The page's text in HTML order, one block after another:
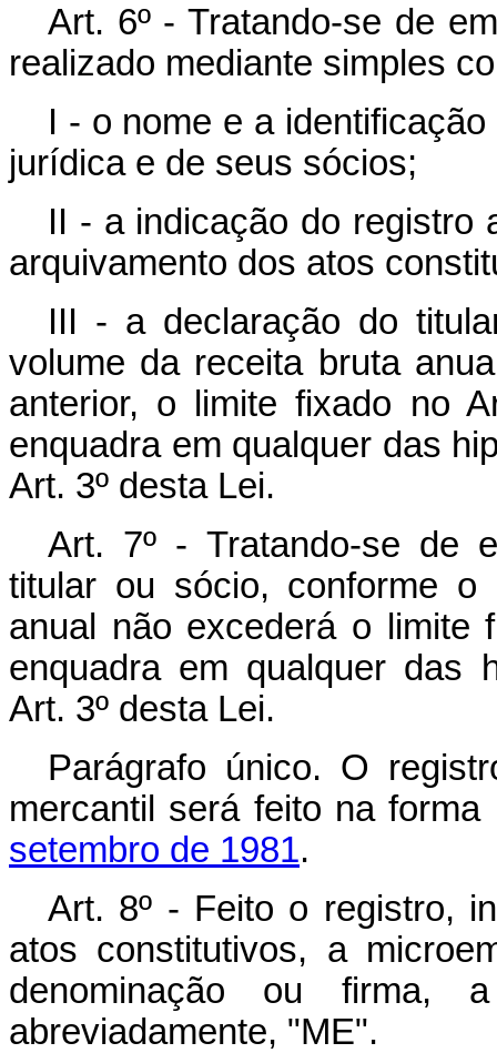
Art. 6º - Tratando-se de
realizado mediante simples
I - o nome e a
jurídica e de seus sócios;
II - a indicação do registro
arquivamento dos atos
III - a declaração do
volume da receita bruta
anterior, o limite fixado no
enquadra em qualquer das
Art. 3º desta Lei.
Art. 7º - Tratando-se de
titular ou sócio, conforme
anual não excederá o limite
enquadra em qualquer das
Art. 3º desta Lei.
Parágrafo único. O
mercantil será feito na
setembro de 1981.
Art. 8º - Feito o registro,
atos constitutivos, a
denominação ou firma,
abreviadamente, "ME".